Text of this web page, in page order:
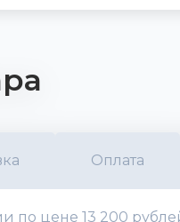
Оплата
по цене 13 200